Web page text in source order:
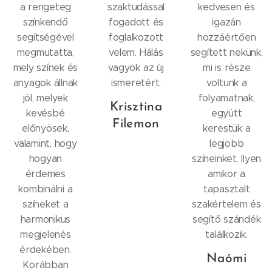
a rengeteg
színkendő
segítségével
megmutatta,
mely színek és
anyagok állnak
jól, melyek
kevésbé
előnyösek,
valamint, hogy
hogyan
érdemes
kombinálni a
színeket a
harmonikus
megjelenés
érdekében.
Korábban
szaktudással
fogadott és
foglalkozott
velem. Hálás
vagyok az új
ismeretért.
Krisztina
Filemon
kedvesen és
igazán
hozzáértően
segített nekünk,
mi is része
voltunk a
folyamatnak,
együtt
kerestük a
legjobb
színeinket. Ilyen
amikor a
tapasztalt
szakértelem és
segítő szándék
találkozik.
Naómi